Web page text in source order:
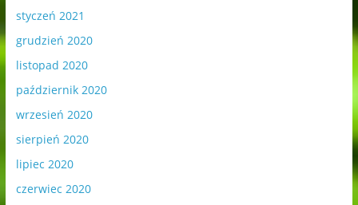
styczeń 2021
grudzień 2020
listopad 2020
październik 2020
wrzesień 2020
sierpień 2020
lipiec 2020
czerwiec 2020